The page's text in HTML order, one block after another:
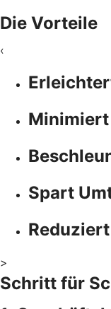
Die Vorteile
‹
Spart
>
Schritt für